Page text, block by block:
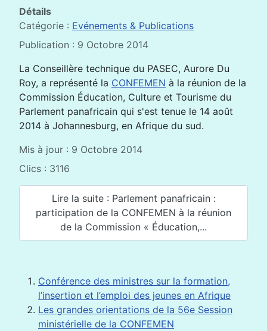
Détails
Catégorie : Evénements & Publications
Publication : 9 Octobre 2014
La Conseillère technique du PASEC, Aurore Du
Roy, a représenté la CONFEMEN à la réunion de la
Commission Éducation, Culture et Tourisme du
Parlement panafricain qui s'est tenue le 14 août
2014 à Johannesburg, en Afrique du sud.
Mis à jour : 9 Octobre 2014
Clics : 3116
Lire la suite : Parlement panafricain :
participation de la CONFEMEN à la réunion
de la Commission « Éducation,...
Conférence des ministres sur la formation,
l’insertion et l’emploi des jeunes en Afrique
Les grandes orientations de la 56e Session
ministérielle de la CONFEMEN